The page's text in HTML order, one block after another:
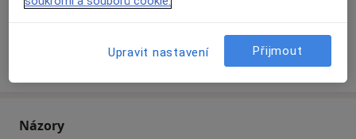
Víceo adrese
Názory
Upravit nastavení Přijmout